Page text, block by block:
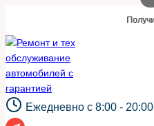
содержимому
Получить заявки
Ежедневно с 8:00 - 20:00